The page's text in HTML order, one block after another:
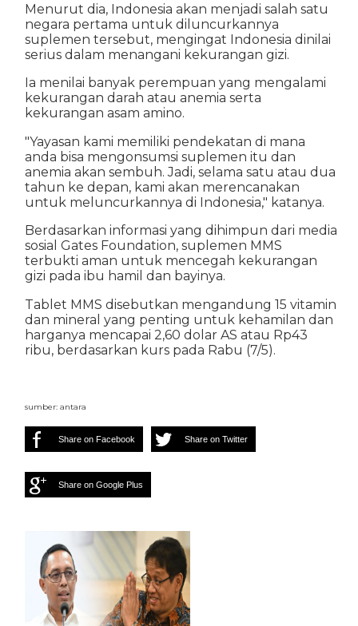
Menurut dia, Indonesia akan menjadi salah satu
negara pertama untuk diluncurkannya
suplemen tersebut, mengingat Indonesia dinilai
serius dalam menangani kekurangan gizi.
Ia menilai banyak perempuan yang mengalami
kekurangan darah atau anemia serta
kekurangan asam amino.
"Yayasan kami memiliki pendekatan di mana
anda bisa mengonsumsi suplemen itu dan
anemia akan sembuh. Jadi, selama satu atau dua
tahun ke depan, kami akan merencanakan
untuk meluncurkannya di Indonesia," katanya.
Berdasarkan informasi yang dihimpun dari media
sosial Gates Foundation, suplemen MMS
terbukti aman untuk mencegah kekurangan
gizi pada ibu hamil dan bayinya.
Tablet MMS disebutkan mengandung 15 vitamin
dan mineral yang penting untuk kehamilan dan
harganya mencapai 2,60 dolar AS atau Rp43
ribu, berdasarkan kurs pada Rabu (7/5).
sumber: antara
Share on Facebook Share on Twitter
Share on Google Plus